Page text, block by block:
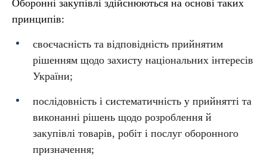
Оборонні закупівлі здійснюються на основі таких
принципів:
своєчасність та відповідність прийнятим
рішенням щодо захисту національних інтересів
України;
послідовність і систематичність у прийнятті та
виконанні рішень щодо розроблення й
закупівлі товарів, робіт і послуг оборонного
призначення;